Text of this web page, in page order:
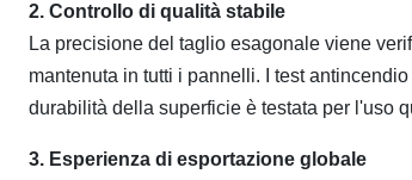
2. Controllo di qualità stabile
La precisione del taglio esagonale viene
mantenuta in tutti i pannelli. I test
durabilità della superficie è testata per l'uso
3. Esperienza di esportazione globale